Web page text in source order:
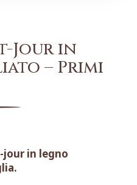
Jour in
– Primi
jour in legno